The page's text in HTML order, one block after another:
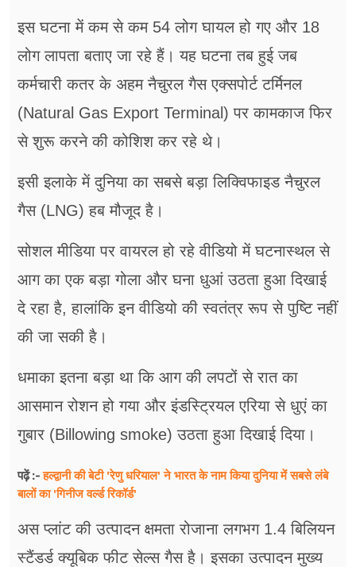
इस घटना में कम से कम 54 लोग घायल हो गए और 18
लोग लापता बताए जा रहे हैं। यह घटना तब हुई जब
कर्मचारी कतर के अहम नैचुरल गैस एक्सपोर्ट टर्मिनल
(Natural Gas Export Terminal) पर कामकाज फिर
से शुरू करने की कोशिश कर रहे थे।
इसी इलाके में दुनिया का सबसे बड़ा लिक्विफाइड नैचुरल
गैस (LNG) हब मौजूद है।
सोशल मीडिया पर वायरल हो रहे वीडियो में घटनास्थल से
आग का एक बड़ा गोला और घना धुआं उठता हुआ दिखाई
दे रहा है, हालांकि इन वीडियो की स्वतंत्र रूप से पुष्टि नहीं
की जा सकी है।
धमाका इतना बड़ा था कि आग की लपटों से रात का
आसमान रोशन हो गया और इंडस्ट्रियल एरिया से धुएं का
गुबार (Billowing smoke) उठता हुआ दिखाई दिया।
पढ़ें :-हल्द्वानी की बेटी 'रेणु धरियाल' ने भारत के नाम किया दुनिया में सबसे लंबे
बालों का 'गिनीज वर्ल्ड रिकॉर्ड'
अस प्लांट की उत्पादन क्षमता रोजाना लगभग 1.4 बिलियन
स्टैंडर्ड क्यूबिक फीट सेल्स गैस है। इसका उत्पादन मुख्य